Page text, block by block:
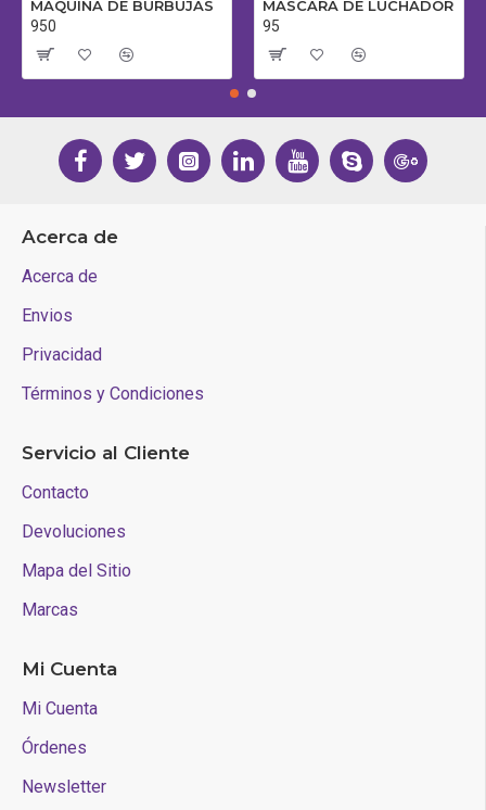
MAQUINA DE BURBUJAS
950
MASCARA DE LUCHADOR
95
Acerca de
Acerca de
Envios
Privacidad
Términos y Condiciones
Servicio al Cliente
Contacto
Devoluciones
Mapa del Sitio
Marcas
Mi Cuenta
Mi Cuenta
Órdenes
Newsletter